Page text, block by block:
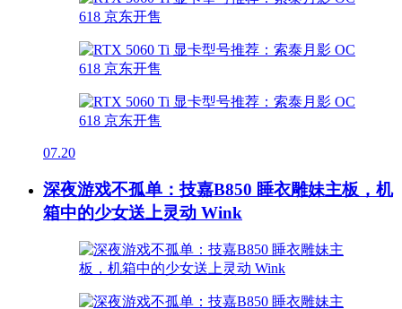
07.20
深夜游戏不孤单：技嘉B850 睡衣雕妹主板，机
箱中的少女送上灵动 Wink